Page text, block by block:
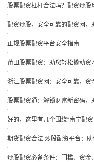
股票配资杠杆合法吗？配资炒股
配资炒股，安全可靠的配资网，
正规股票配资平台安全指南
莆田股票配资：助您轻松撬动资
浙江股票配资网：安全可靠，资
股票配资通：解锁财富新密码，
好的，这里有几个围绕“南宁配资公司
期货配资合法 炒股配资平台：
炒股配资必备条件：门槛、资金